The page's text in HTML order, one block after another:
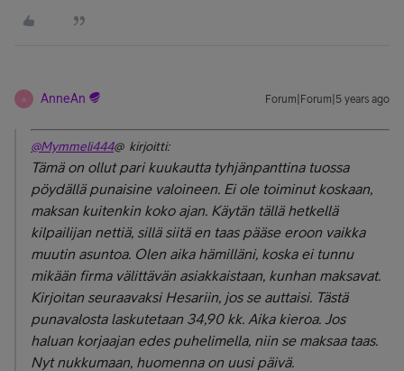
A AnneAn Forum|Forum|5 years ago
@Mymmeli444@ kirjoitti:
Tämä on ollut pari kuukautta tyhjänpanttina tuossa
pöydällä punaisine valoineen. Ei ole toiminut koskaan,
maksan kuitenkin koko ajan. Käytän tällä hetkellä
kilpailijan nettiä, sillä siitä en taas pääse eroon vaikka
muutin asuntoa. Olen aika hämilläni, koska ei tunnu
mikään firma välittävän asiakkaistaan, kunhan maksavat.
Kirjoitan seuraavaksi Hesariin, jos se auttaisi. Tästä
punavalosta laskutetaan 34,90 kk. Aika kieroa. Jos
haluan korjaajan edes puhelimella, niin se maksaa taas.
Nyt nukkumaan, huomenna on uusi päivä.